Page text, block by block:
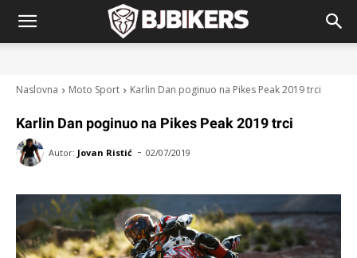
Naslovna Moto Sport Karlin Dan poginuo na Pikes Peak 2019 trci
Karlin Dan poginuo na Pikes Peak 2019 trci
Autor: Jovan Ristić - 02/07/2019